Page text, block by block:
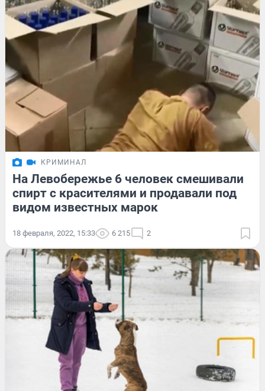
КРИМИНАЛ
На Левобережье 6 человек смешивали
спирт с красителями и продавали под
видом известных марок
18 февраля, 2022, 15:33 6 215 2